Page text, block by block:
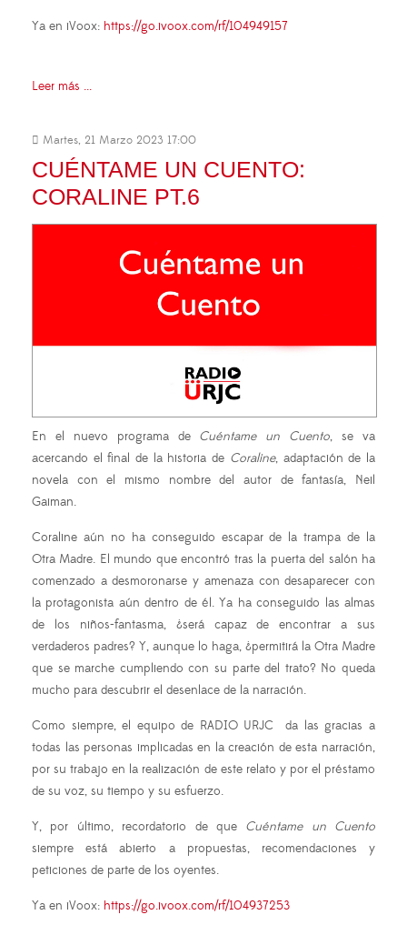
Ya en iVoox: https://go.ivoox.com/rf/104949157
Leer más ...
Martes, 21 Marzo 2023 17:00
CUÉNTAME UN CUENTO:
CORALINE PT.6
En el nuevo programa de Cuéntame un Cuento, se va
acercando el final de la historia de Coraline, adaptación de la
novela con el mismo nombre del autor de fantasía, Neil
Gaiman.
Coraline aún no ha conseguido escapar de la trampa de la
Otra Madre. El mundo que encontró tras la puerta del salón ha
comenzado a desmoronarse y amenaza con desaparecer con
la protagonista aún dentro de él. Ya ha conseguido las almas
de los niños-fantasma, ¿será capaz de encontrar a sus
verdaderos padres? Y, aunque lo haga, ¿permitirá la Otra Madre
que se marche cumpliendo con su parte del trato? No queda
mucho para descubrir el desenlace de la narración.
Como siempre, el equipo de RADIO URJC da las gracias a
todas las personas implicadas en la creación de esta narración,
por su trabajo en la realización de este relato y por el préstamo
de su voz, su tiempo y su esfuerzo.
Y, por último, recordatorio de que Cuéntame un Cuento
siempre está abierto a propuestas, recomendaciones y
peticiones de parte de los oyentes.
Ya en iVoox: https://go.ivoox.com/rf/104937253